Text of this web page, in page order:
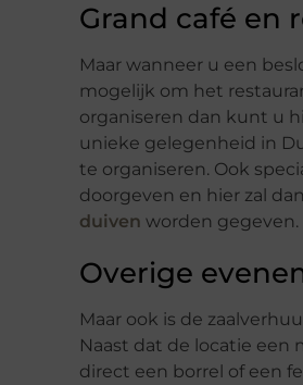
Grand café en
Maar wanneer u een
mogelijk om het
organiseren dan kunt u
unieke gelegenheid in
te organiseren. Ook
doorgeven en hier zal
duiven worden gegeven.
Overige
Maar ook is de
Naast dat de locatie
direct een borrel of een